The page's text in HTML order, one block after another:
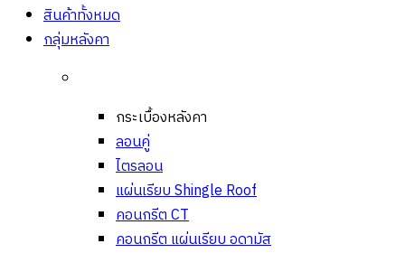
สินค้าทั้งหมด
กลุ่มหลังคา
กระเบื้องหลังคา
ลอนคู่
ไตรลอน
แผ่นเรียบ Shingle Roof
คอนกรีต CT
คอนกรีต แผ่นเรียบ อดามัส